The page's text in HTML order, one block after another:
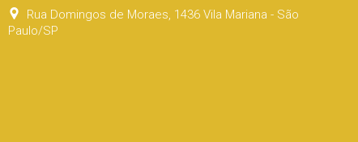

Rua Domingos de Moraes, 1436 Vila Mariana - São
Paulo/SP